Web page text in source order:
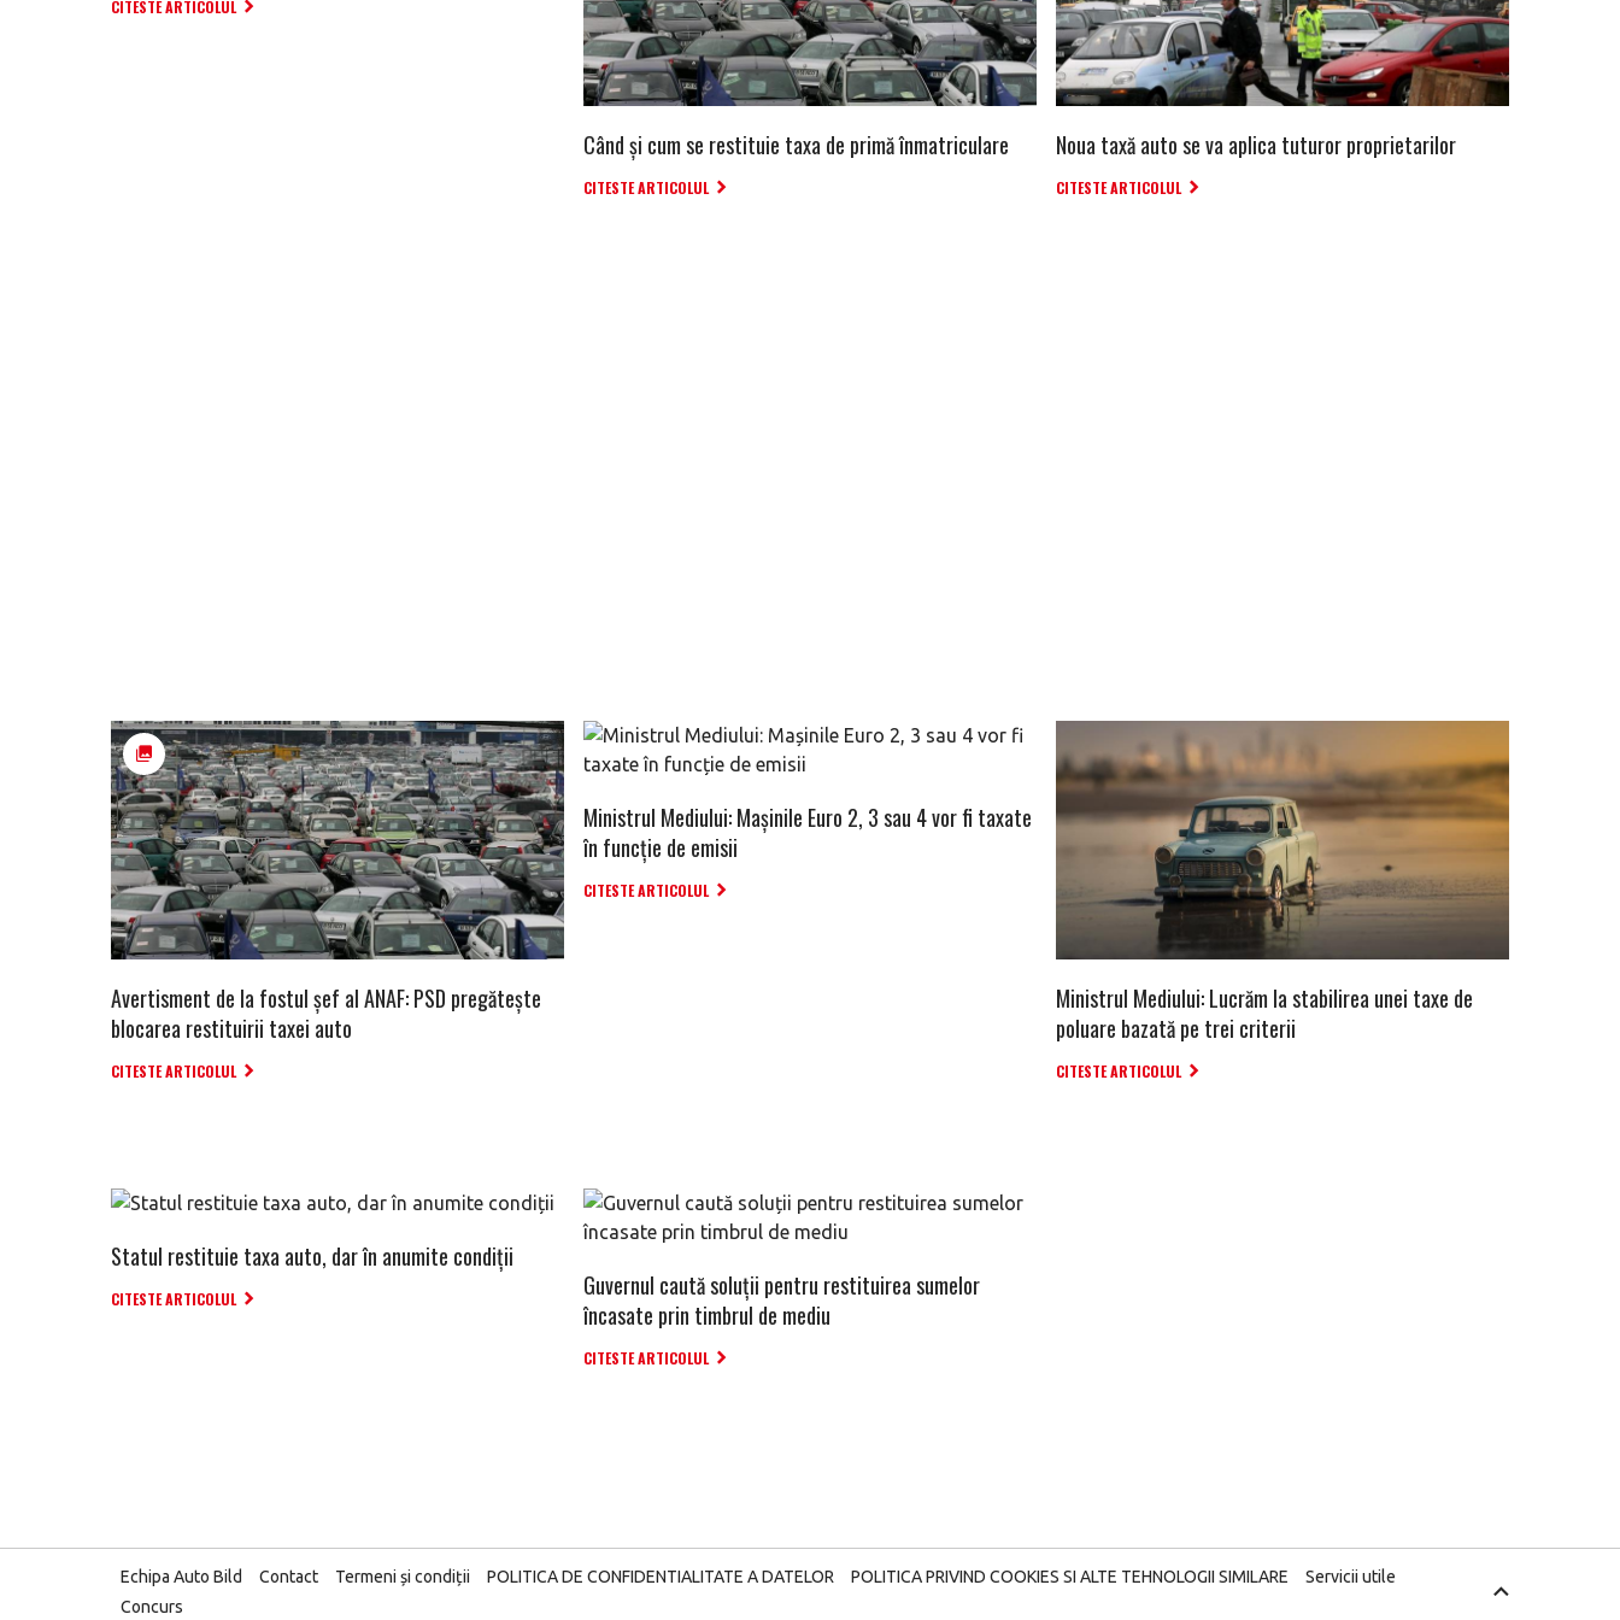
CITESTE ARTICOLUL
Când şi cum se restituie taxa de primă înmatriculare
CITESTE ARTICOLUL
Noua taxă auto se va aplica tuturor proprietarilor
CITESTE ARTICOLUL
Avertisment de la fostul șef al ANAF: PSD pregătește
blocarea restituirii taxei auto
CITESTE ARTICOLUL
Ministrul Mediului: Mașinile Euro 2, 3 sau 4 vor fi taxate
în funcție de emisii
CITESTE ARTICOLUL
Ministrul Mediului: Lucrăm la stabilirea unei taxe de
poluare bazată pe trei criterii
CITESTE ARTICOLUL
Statul restituie taxa auto, dar în anumite condiții
CITESTE ARTICOLUL
Guvernul caută soluții pentru restituirea sumelor
încasate prin timbrul de mediu
CITESTE ARTICOLUL
Echipa Auto Bild Contact Termeni și condiții POLITICA DE CONFIDENTIALITATE A DATELOR POLITICA PRIVIND COOKIES SI ALTE TEHNOLOGII SIMILARE
Servicii utile
Concurs